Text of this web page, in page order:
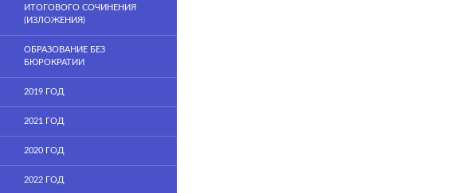
ИТОГОВОГО СОЧИНЕНИЯ
(ИЗЛОЖЕНИЯ)
ОБРАЗОВАНИЕ БЕЗ
БЮРОКРАТИИ
2019 ГОД
2021 ГОД
2020 ГОД
2022 ГОД